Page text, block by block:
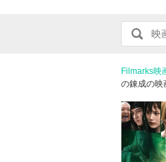
Filmarks映
の錬成の映